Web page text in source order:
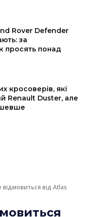
Rover Defender
за
просять понад
кросоверів, які
Renault Duster, але